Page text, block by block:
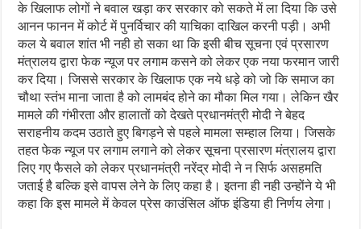
के खिलाफ लोगों ने बवाल खड़ा कर सरकार को सकते में ला दिया कि उसे
आनन फानन में कोर्ट में पुनर्विचार की याचिका दाखिल करनी पड़ी। अभी
कल ये बवाल शांत भी नही हो सका था कि इसी बीच सूचना एवं प्रसारण
मंत्रालय द्वारा फेक न्यूज पर लगाम कसने को लेकर एक नया फरमान जारी
कर दिया। जिससे सरकार के खिलाफ एक नये धड़े को जो कि समाज का
चौथा स्तंभ माना जाता है को लामबंद होने का मौका मिल गया। लेकिन खैर
मामले की गंभीरता और हालातों को देखते प्रधानमंत्री मोदी ने बेहद
सराहनीय कदम उठाते हुए बिगड़ने से पहले मामला सम्हाल लिया। जिसके
तहत फेक न्यूज पर लगाम लगाने को लेकर सूचना प्रसारण मंत्रालय द्वारा
लिए गए फैसले को लेकर प्रधानमंत्री नरेंद्र मोदी ने न सिर्फ असहमति
जताई है बल्कि इसे वापस लेने के लिए कहा है। इतना ही नही उन्होंने ये भी
कहा कि इस मामले में केवल प्रेस काउंसिल ऑफ इंडिया ही निर्णय लेगा।